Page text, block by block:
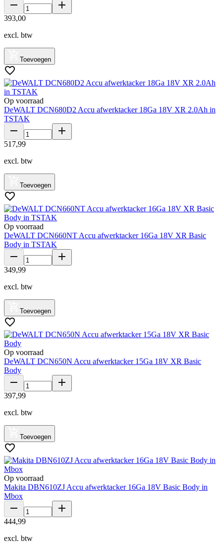
393,00
excl. btw
Toevoegen
Op voorraad
DeWALT DCN680D2 Accu afwerktacker 18Ga 18V XR 2.0Ah in
TSTAK
517,99
excl. btw
Toevoegen
Op voorraad
DeWALT DCN660NT Accu afwerktacker 16Ga 18V XR Basic
Body in TSTAK
349,99
excl. btw
Toevoegen
Op voorraad
DeWALT DCN650N Accu afwerktacker 15Ga 18V XR Basic
Body
397,99
excl. btw
Toevoegen
Op voorraad
Makita DBN610ZJ Accu afwerktacker 16Ga 18V Basic Body in
Mbox
444,99
excl. btw